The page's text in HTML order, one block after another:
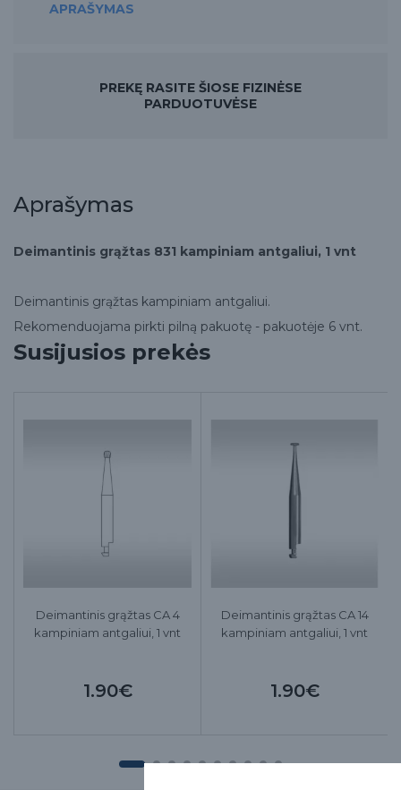
APRAŠYMAS
PREKĘ RASITE ŠIOSE FIZINĖSE
PARDUOTUVĖSE
Aprašymas
Deimantinis grąžtas 831 kampiniam antgaliui, 1 vnt
Deimantinis grąžtas kampiniam antgaliui.
Rekomenduojama pirkti pilną pakuotę - pakuotėje 6 vnt.
Susijusios prekės
Deimantinis grąžtas CA 4
kampiniam antgaliui, 1 vnt
1.90€
Deimantinis grąžtas CA 14
kampiniam antgaliui, 1 vnt
1.90€